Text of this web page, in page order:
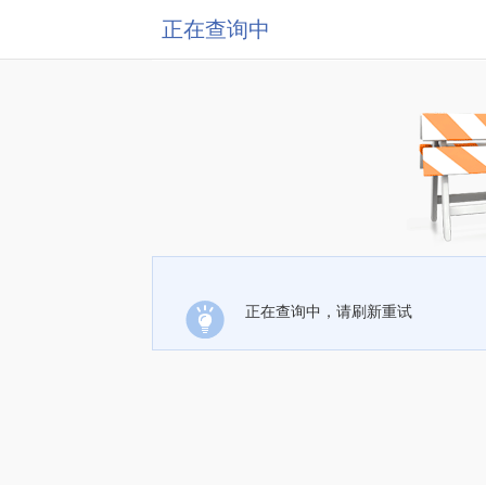
正在查询中
正在查询中，请刷新重试